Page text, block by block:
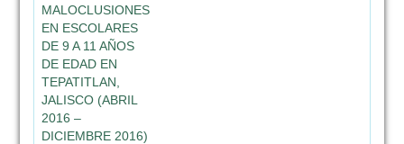
MALOCLUSIONES
EN ESCOLARES
DE 9 A 11 AÑOS
DE EDAD EN
TEPATITLAN,
JALISCO (ABRIL
2016 –
DICIEMBRE 2016)